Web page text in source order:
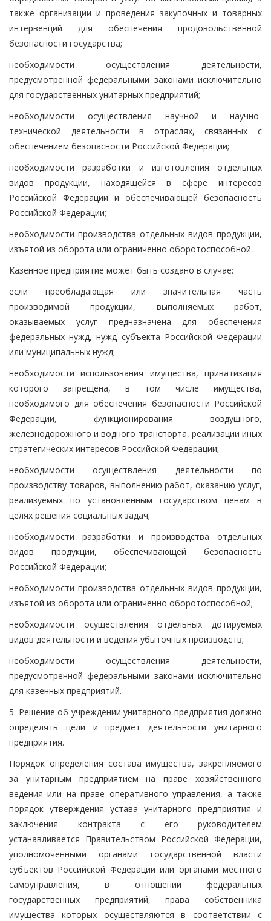
также организации и проведения закупочных и товарных
интервенций для обеспечения продовольственной
безопасности государства;
необходимости осуществления деятельности,
предусмотренной федеральными законами исключительно
для государственных унитарных предприятий;
необходимости осуществления научной и научно-
технической деятельности в отраслях, связанных с
обеспечением безопасности Российской Федерации;
необходимости разработки и изготовления отдельных
видов продукции, находящейся в сфере интересов
Российской Федерации и обеспечивающей безопасность
Российской Федерации;
необходимости производства отдельных видов продукции,
изъятой из оборота или ограниченно оборотоспособной.
Казенное предприятие может быть создано в случае:
если преобладающая или значительная часть
производимой продукции, выполняемых работ,
оказываемых услуг предназначена для обеспечения
федеральных нужд, нужд субъекта Российской Федерации
или муниципальных нужд;
необходимости использования имущества, приватизация
которого запрещена, в том числе имущества,
необходимого для обеспечения безопасности Российской
Федерации, функционирования воздушного,
железнодорожного и водного транспорта, реализации иных
стратегических интересов Российской Федерации;
необходимости осуществления деятельности по
производству товаров, выполнению работ, оказанию услуг,
реализуемых по установленным государством ценам в
целях решения социальных задач;
необходимости разработки и производства отдельных
видов продукции, обеспечивающей безопасность
Российской Федерации;
необходимости производства отдельных видов продукции,
изъятой из оборота или ограниченно оборотоспособной;
необходимости осуществления отдельных дотируемых
видов деятельности и ведения убыточных производств;
необходимости осуществления деятельности,
предусмотренной федеральными законами исключительно
для казенных предприятий.
5. Решение об учреждении унитарного предприятия должно
определять цели и предмет деятельности унитарного
предприятия.
Порядок определения состава имущества, закрепляемого
за унитарным предприятием на праве хозяйственного
ведения или на праве оперативного управления, а также
порядок утверждения устава унитарного предприятия и
заключения контракта с его руководителем
устанавливается Правительством Российской Федерации,
уполномоченными органами государственной власти
субъектов Российской Федерации или органами местного
самоуправления, в отношении федеральных
государственных предприятий, права собственника
имущества которых осуществляются в соответствии с